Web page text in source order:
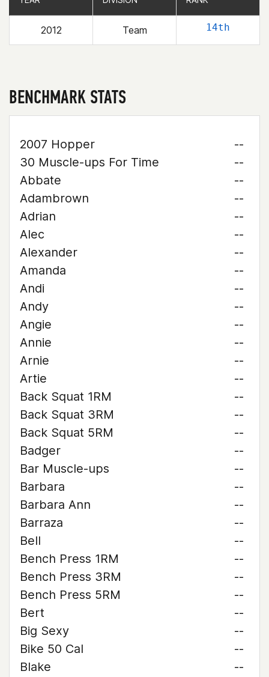
2012 Team 14th
BENCHMARK STATS
2007 Hopper
--
30 Muscle-ups For Time
--
Abbate
--
Adambrown
--
Adrian
--
Alec
--
Alexander
--
Amanda
--
Andi
--
Andy
--
Angie
--
Annie
--
Arnie
--
Artie
--
Back Squat 1RM
--
Back Squat 3RM
--
Back Squat 5RM
--
Badger
--
Bar Muscle-ups
--
Barbara
--
Barbara Ann
--
Barraza
--
Bell
--
Bench Press 1RM
--
Bench Press 3RM
--
Bench Press 5RM
--
Bert
--
Big Sexy
--
Bike 50 Cal
--
Blake
--